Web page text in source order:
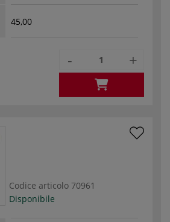
45,00
- +
Codice articolo 70961
Disponibile